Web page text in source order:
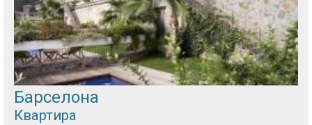
Барселона
Квартира